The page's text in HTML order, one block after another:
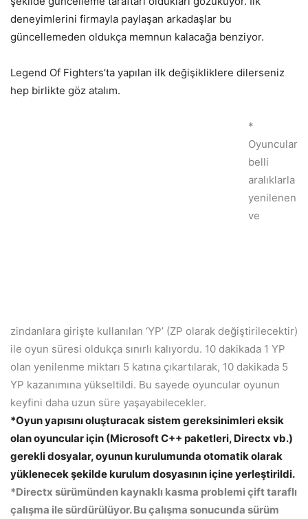
deneyimlerini firmayla paylaşan arkadaşlar bu
güncellemeden oldukça memnun kalacağa benziyor.
Legend Of Fighters’ta yapılan ilk değişikliklere dilerseniz
hep birlikte göz atalım.
*
Oyuncular
belli
aralıklarla
yenilenen
ve
zindanlara girişte kullanılan ‘YP’ (ZP olarak değiştirilecektir)
ile oyun süresi oldukça sınırlı kalıyordu. 10 dakikada 1 YP
olan yenilenme miktarı 5 katına çıkartılarak, 10 dakikada 5
YP kazanımına yükseltildi. Bu sayede oyuncular oyunun
keyfini daha uzun süre yaşayabilecekler.
*Oyun yapısını oluşturacak sistem gereksinimleri eksik
olan oyuncular için (Microsoft C++ paketleri, Directx vb.)
gerekli dosyalar, oyunun kurulumunda otomatik olarak
yüklenecek şekilde kurulum dosyasının içine yerleştirildi.
*Directx sürümünden kaynaklı kasma problemi çift taraflı
çalışma ile sürdürülüyor. Bu çalışma sonucunda sürüm